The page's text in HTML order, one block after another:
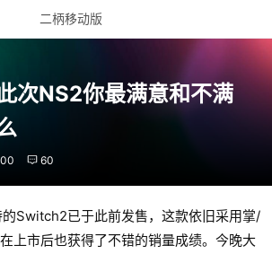
二柄移动版
次NS2你最满意和不满
60
Switch2已于此前发售，这款依旧采用掌/
上市后也获得了不错的销量成绩。今晚大